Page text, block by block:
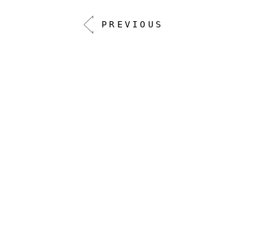
PREVIOUS